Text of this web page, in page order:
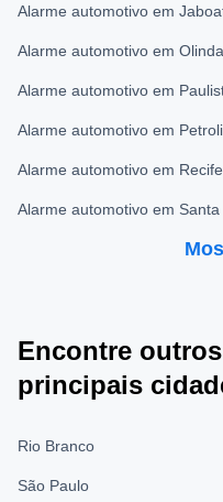
Alarme automotivo em
Alarme automotivo em Olinda
Alarme automotivo em
Alarme automotivo em
Alarme automotivo em Recife
Alarme automotivo em
Encontre
principais
Rio Branco
São Paulo